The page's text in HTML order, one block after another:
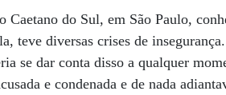
do Sul, em São Paulo,
teve diversas crises de
se dar conta disso a qualquer
e condenada e de nada